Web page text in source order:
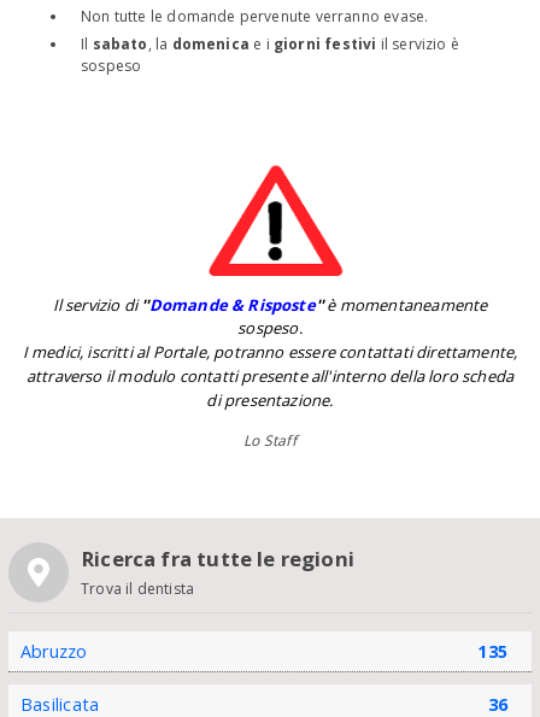
Non tutte le domande pervenute verranno evase.
Il sabato, la domenica e i giorni festivi il servizio è
sospeso
Il servizio di''Domande & Risposte''è momentaneamente
sospeso.
I medici, iscritti al Portale, potranno essere contattati direttamente,
attraverso il modulo contatti presente all'interno della loro scheda
di presentazione.
Lo Staff
Ricerca fra tutte le regioni
Trova il dentista
Abruzzo 135
Basilicata 36